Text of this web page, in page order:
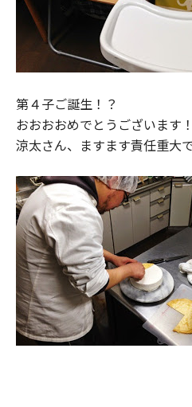
第４子ご誕生！？
おおおおめでとうございます！
涼太さん、ますます責任重大で